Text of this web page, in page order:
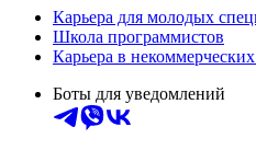
Карьера для молодых
Школа программистов
Карьера в
Боты для уведомлений